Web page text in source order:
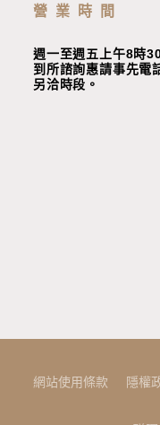
營業時間
週一至週五上午8時
到所諮詢惠請事先電
另洽時段 。
網站使用條款 隱權